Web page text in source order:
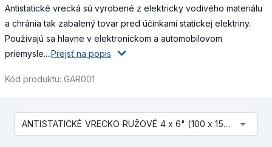
Antistatické vrecká sú vyrobené z elektricky vodivého materiálu
a chránia tak zabalený tovar pred účinkami statickej elektriny.
Používajú sa hlavne v elektronickom a automobilovom
priemysle....Prejsť na popis
Kód produktu: GAR001
ANTISTATICKÉ VRECKO RUŽOVÉ 4 x 6" (100 x 155 MM) ZIP arrow_drop_down